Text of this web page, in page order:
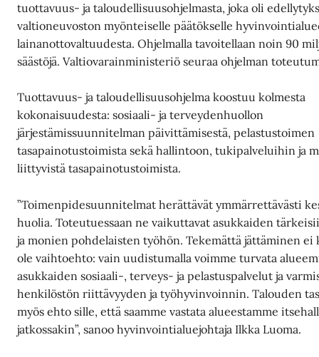
tuottavuus- ja taloudellisuusohjelmasta, joka oli
valtioneuvoston myönteiselle päätökselle
lainanottovaltuudesta. Ohjelmalla tavoitellaan noin 90
säästöjä. Valtiovarainministeriö seuraa ohjelman
Tuottavuus- ja taloudellisuusohjelma koostuu kolmesta
kokonaisuudesta: sosiaali- ja terveydenhuollon
järjestämissuunnitelman päivittämisestä, pelastustoimen
tasapainotustoimista sekä hallintoon, tukipalveluihin ja
liittyvistä tasapainotustoimista.
”Toimenpidesuunnitelmat herättävät ymmärrettävästi
huolia. Toteutuessaan ne vaikuttavat asukkaiden
ja monien pohdelaisten työhön. Tekemättä jättäminen ei
ole vaihtoehto: vain uudistumalla voimme turvata
asukkaiden sosiaali-, terveys- ja pelastuspalvelut ja
henkilöstön riittävyyden ja työhyvinvoinnin. Talouden
myös ehto sille, että saamme vastata alueestamme
jatkossakin”, sanoo hyvinvointialuejohtaja Ilkka Luoma.